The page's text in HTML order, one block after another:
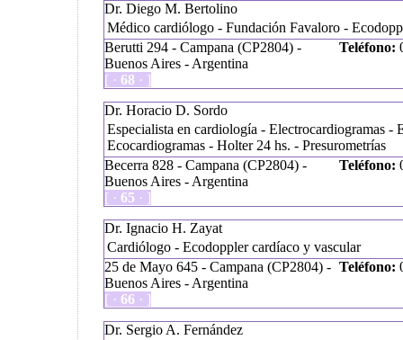
Dr. Diego M. Bertolino
Médico cardiólogo - Fundación Favaloro -
Berutti 294 - Campana (CP2804) -
Buenos Aires - Argentina
[ · 68 · ]
Teléfono:
Dr. Horacio D. Sordo
Especialista en cardiología - Electrocardiogramas -
Ecocardiogramas - Holter 24 hs. - Presurometrías
Becerra 828 - Campana (CP2804) -
Buenos Aires - Argentina
[ · 65 · ]
Teléfono:
Dr. Ignacio H. Zayat
Cardiólogo - Ecodoppler cardíaco y vascular
25 de Mayo 645 - Campana (CP2804) -
Buenos Aires - Argentina
[ · 66 · ]
Teléfono:
Dr. Sergio A. Fernández